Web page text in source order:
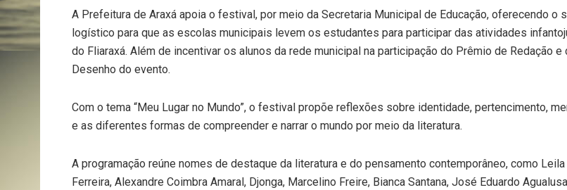
A Prefeitura de Araxá apoia o festival, por meio da Secretaria Municipal de Educação, oferecendo o
logístico para que as escolas municipais levem os estudantes para participar das atividades
do Fliaraxá. Além de incentivar os alunos da rede municipal na participação do Prêmio de Redação e
Desenho do evento.
Com o tema “Meu Lugar no Mundo”, o festival propõe reflexões sobre identidade, pertencimento,
e as diferentes formas de compreender e narrar o mundo por meio da literatura.
A programação reúne nomes de destaque da literatura e do pensamento contemporâneo, como Leila
Ferreira, Alexandre Coimbra Amaral, Djonga, Marcelino Freire, Bianca Santana, José Eduardo